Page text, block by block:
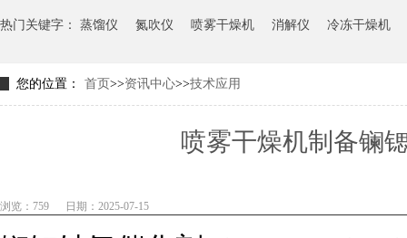
热门关键字： 蒸馏仪 氮吹仪 喷雾干燥机 消解仪 冷冻干燥机
您的位置： 首页 >>资讯中心>>技术应用
喷雾干燥机制备镧
浏览：759 日期：2025-07-15